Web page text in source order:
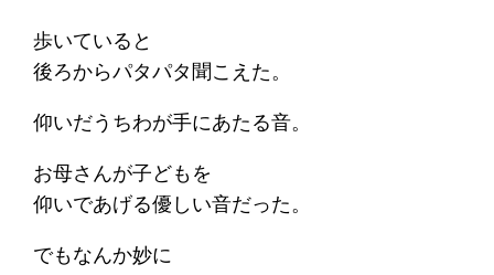
歩いていると
後ろからパタパタ聞こえた。
仰いだうちわが手にあたる音。
お母さんが子どもを
仰いであげる優しい音だった。
でもなんか妙に